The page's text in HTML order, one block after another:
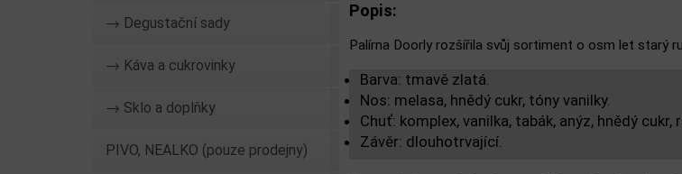
→ Degustační sady
→ Káva a cukrovinky
→ Sklo a doplňky
PIVO, NEALKO (pouze prodejny)
Popis:
Palírna Doorly rozšířila svůj sortiment o osm let starý
Barva: tmavě zlatá.
Nos: melasa, hnědý cukr, tóny vanilky.
Chuť: komplex, vanilka, tabák, anýz, hnědý cukr,
Závěr: dlouhotrvající.